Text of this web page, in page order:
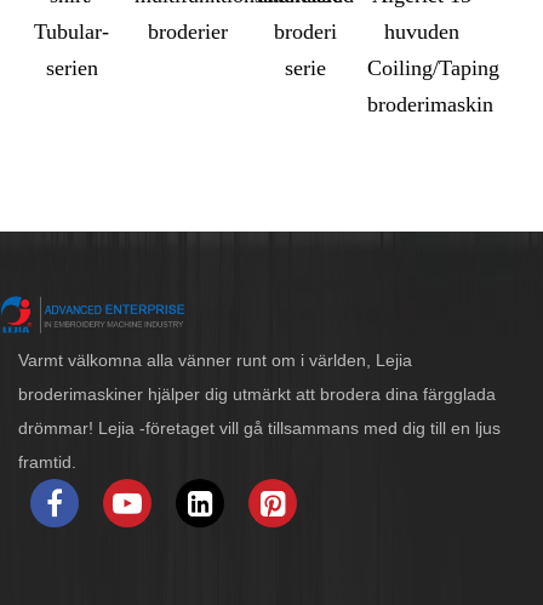
Tubular-
serien
broderier
broderi
serie
huvuden
Coiling/Taping
broderimaskin
Varmt välkomna alla vänner runt om i världen, Lejia
broderimaskiner hjälper dig utmärkt att brodera dina färgglada
drömmar! Lejia -företaget vill gå tillsammans med dig till en ljus
framtid.